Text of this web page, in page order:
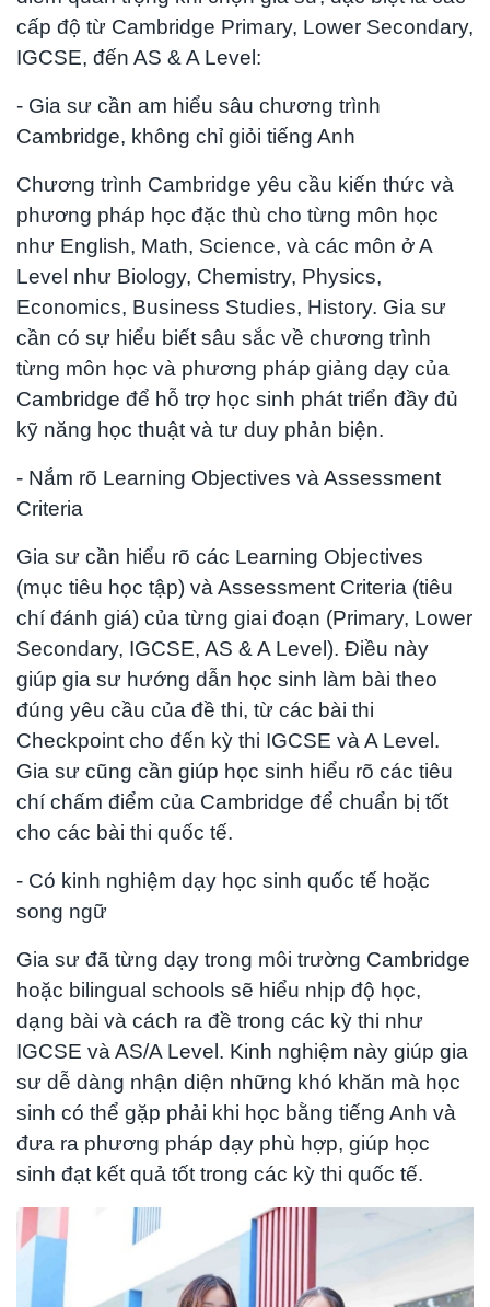
cấp độ từ Cambridge Primary, Lower Secondary,
IGCSE, đến AS & A Level:
- Gia sư cần am hiểu sâu chương trình
Cambridge, không chỉ giỏi tiếng Anh
Chương trình Cambridge yêu cầu kiến thức và
phương pháp học đặc thù cho từng môn học
như English, Math, Science, và các môn ở A
Level như Biology, Chemistry, Physics,
Economics, Business Studies, History. Gia sư
cần có sự hiểu biết sâu sắc về chương trình
từng môn học và phương pháp giảng dạy của
Cambridge để hỗ trợ học sinh phát triển đầy đủ
kỹ năng học thuật và tư duy phản biện.
- Nắm rõ Learning Objectives và Assessment
Criteria
Gia sư cần hiểu rõ các Learning Objectives
(mục tiêu học tập) và Assessment Criteria (tiêu
chí đánh giá) của từng giai đoạn (Primary, Lower
Secondary, IGCSE, AS & A Level). Điều này
giúp gia sư hướng dẫn học sinh làm bài theo
đúng yêu cầu của đề thi, từ các bài thi
Checkpoint cho đến kỳ thi IGCSE và A Level.
Gia sư cũng cần giúp học sinh hiểu rõ các tiêu
chí chấm điểm của Cambridge để chuẩn bị tốt
cho các bài thi quốc tế.
- Có kinh nghiệm dạy học sinh quốc tế hoặc
song ngữ
Gia sư đã từng dạy trong môi trường Cambridge
hoặc bilingual schools sẽ hiểu nhịp độ học,
dạng bài và cách ra đề trong các kỳ thi như
IGCSE và AS/A Level. Kinh nghiệm này giúp gia
sư dễ dàng nhận diện những khó khăn mà học
sinh có thể gặp phải khi học bằng tiếng Anh và
đưa ra phương pháp dạy phù hợp, giúp học
sinh đạt kết quả tốt trong các kỳ thi quốc tế.